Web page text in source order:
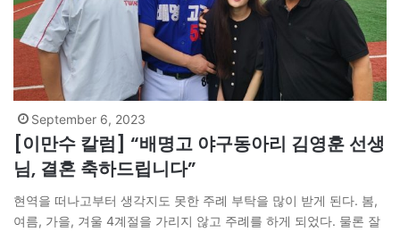
September 6, 2023
[이만수 칼럼] “배명고 야구동아리 김영훈 선생
님, 결혼 축하드립니다”
현역을 떠나고부터 생각지도 못한 주례 부탁을 많이 받게 된다. 봄,
여름, 가을, 겨울 4계절을 가리지 않고 주례를 하게 되었다. 물론 잘